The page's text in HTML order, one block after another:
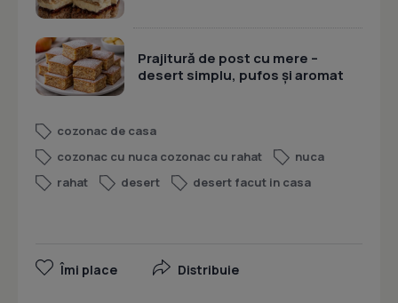
Prajitură de post cu mere –
desert simplu, pufos și aromat
cozonac de casa
cozonac cu nuca cozonac cu rahat
nuca
rahat
desert desert facut in casa
Îmi place Distribuie